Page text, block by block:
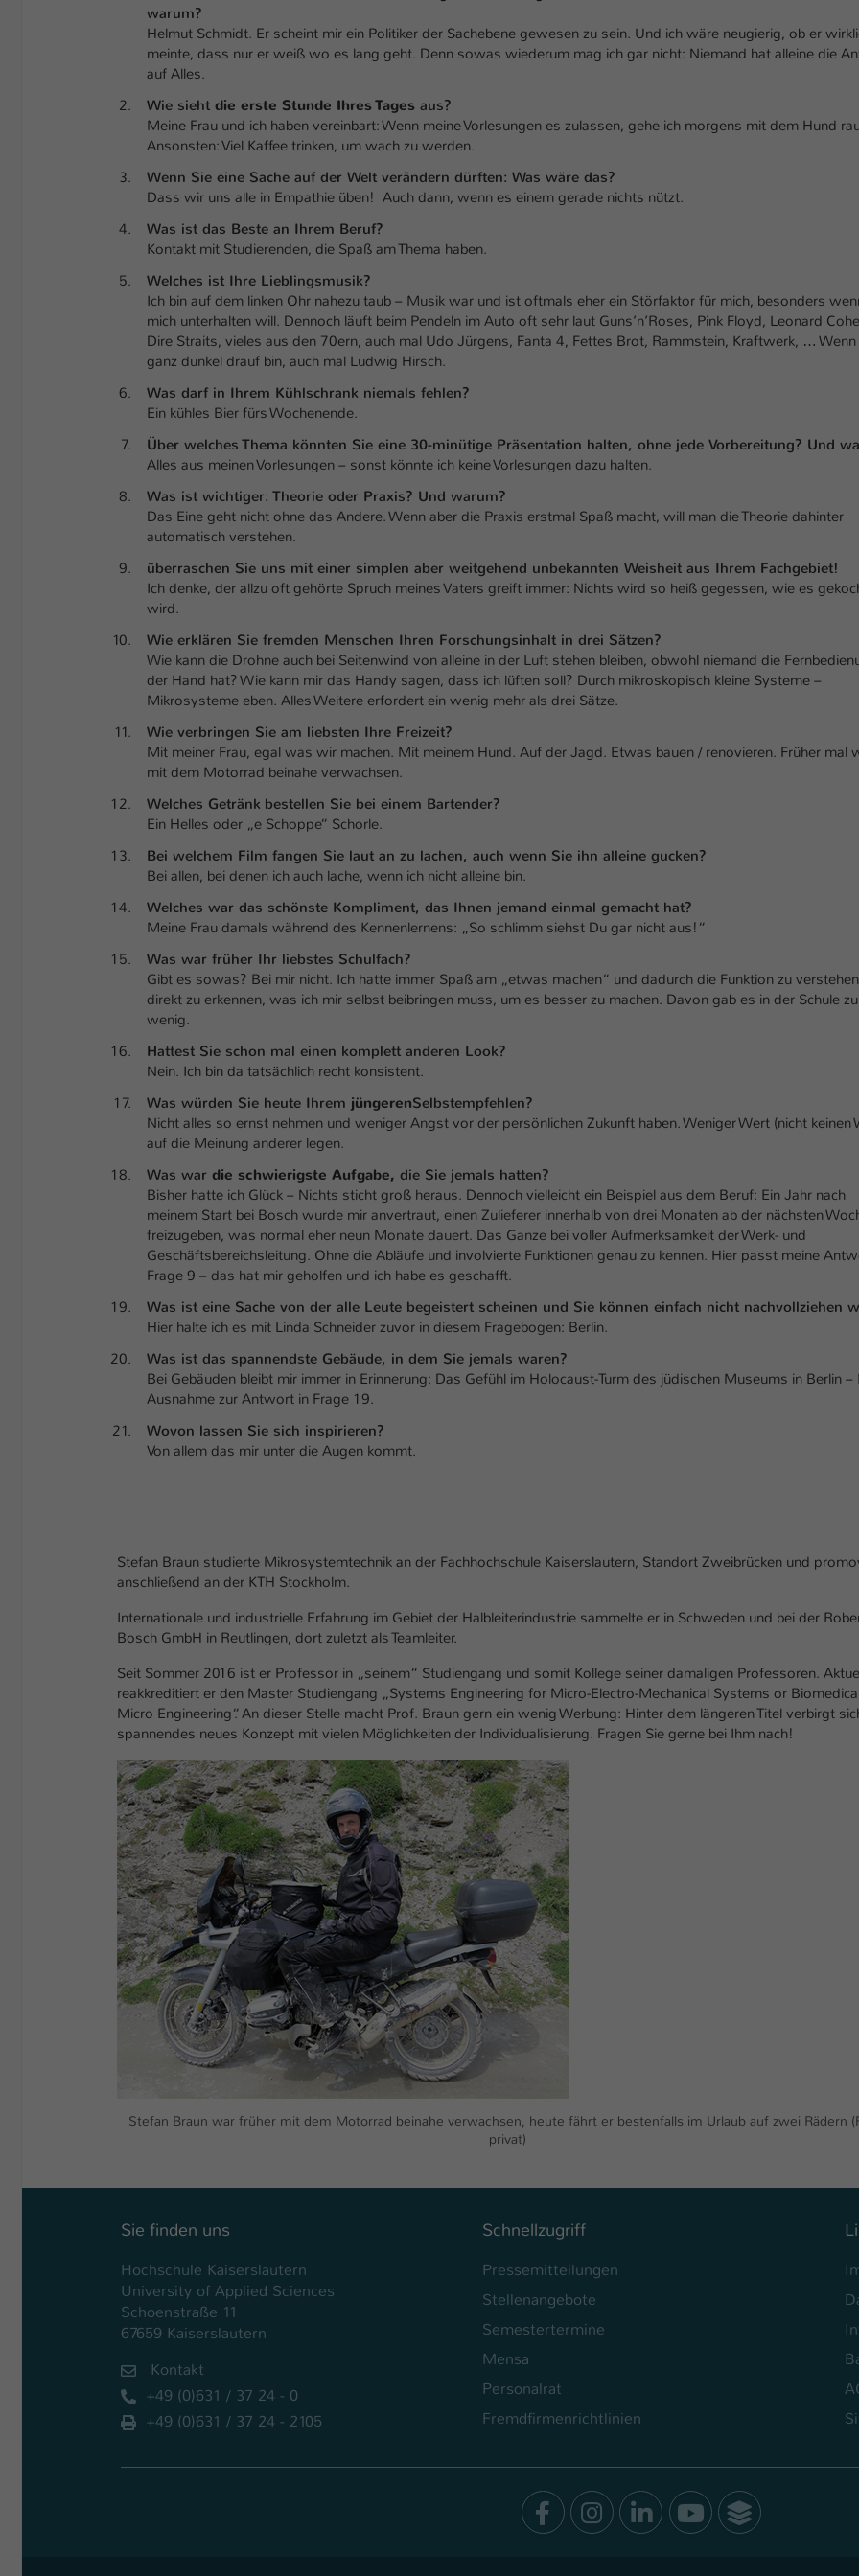
warum?
Helmut Schmidt. Er scheint mir ein Politiker der Sachebene gewesen zu sein. Und ich wäre neugierig, ob er
meinte, dass nur er weiß wo es lang geht. Denn sowas wiederum mag ich gar nicht: Niemand hat alleine die
auf Alles.
Wie siehtdie erste Stunde Ihres Tages aus?
Meine Frau und ich haben vereinbart: Wenn meine Vorlesungen es zulassen, gehe ich morgens mit dem Hund
Ansonsten: Viel Kaffee trinken, um wach zu werden.
Wenn Sie eine Sache auf der Welt verändern dürften: Was wäre das?
Dass wir uns alle in Empathie üben! Auch dann, wenn es einem gerade nichts nützt.
Was ist das Beste an Ihrem Beruf?
Kontakt mit Studierenden, die Spaß am Thema haben.
Welches ist Ihre Lieblingsmusik?
Ich bin auf dem linken Ohr nahezu taub – Musik war und ist oftmals eher ein Störfaktor für mich, besonders
mich unterhalten will. Dennoch läuft beim Pendeln im Auto oft sehr laut Guns’n’Roses, Pink Floyd, Leonard
Dire Straits, vieles aus den 70ern, auch mal Udo Jürgens, Fanta 4, Fettes Brot, Rammstein, Kraftwerk, … Wenn
ganz dunkel drauf bin, auch mal Ludwig Hirsch.
Was darf in Ihrem Kühlschrank niemals fehlen?
Ein kühles Bier fürs Wochenende.
Über welches Thema könnten Sie eine 30-minütige Präsentation halten, ohne jede Vorbereitung? Und
Alles aus meinen Vorlesungen – sonst könnte ich keine Vorlesungen dazu halten.
Was ist wichtiger: Theorie oder Praxis? Und warum?
Das Eine geht nicht ohne das Andere. Wenn aber die Praxis erstmal Spaß macht, will man die Theorie dahinter
automatisch verstehen.
überraschen Sie uns mit einer simplen aber weitgehend unbekannten Weisheit aus Ihrem Fachgebiet!
Ich denke, der allzu oft gehörte Spruch meines Vaters greift immer: Nichts wird so heiß gegessen, wie es
wird.
Wie erklären Sie fremden Menschen Ihren Forschungsinhalt in drei Sätzen?
Wie kann die Drohne auch bei Seitenwind von alleine in der Luft stehen bleiben, obwohl niemand die
der Hand hat? Wie kann mir das Handy sagen, dass ich lüften soll? Durch mikroskopisch kleine Systeme –
Mikrosysteme eben. Alles Weitere erfordert ein wenig mehr als drei Sätze.
Wie verbringen Sie am liebsten Ihre Freizeit?
Mit meiner Frau, egal was wir machen. Mit meinem Hund. Auf der Jagd. Etwas bauen / renovieren. Früher mal
mit dem Motorrad beinahe verwachsen.
Welches Getränk bestellen Sie bei einem Bartender?
Ein Helles oder „e Schoppe“ Schorle.
Bei welchem Film fangen Sie laut an zu lachen, auch wenn Sie ihn alleine gucken?
Bei allen, bei denen ich auch lache, wenn ich nicht alleine bin.
Welches war das schönste Kompliment, das Ihnen jemand einmal gemacht hat?
Meine Frau damals während des Kennenlernens: „So schlimm siehst Du gar nicht aus!“
Was war früher Ihr liebstes Schulfach?
Gibt es sowas? Bei mir nicht. Ich hatte immer Spaß am „etwas machen“ und dadurch die Funktion zu
direkt zu erkennen, was ich mir selbst beibringen muss, um es besser zu machen. Davon gab es in der Schule zu
wenig.
Hattest Sie schon mal einen komplett anderen Look?
Nein. Ich bin da tatsächlich recht konsistent.
Was würden Sie heute Ihrem jüngerenSelbstempfehlen?
Nicht alles so ernst nehmen und weniger Angst vor der persönlichen Zukunft haben. Weniger Wert (nicht keinen
auf die Meinung anderer legen.
Was wardie schwierigste Aufgabe, die Sie jemals hatten?
Bisher hatte ich Glück – Nichts sticht groß heraus. Dennoch vielleicht ein Beispiel aus dem Beruf: Ein Jahr nach
meinem Start bei Bosch wurde mir anvertraut, einen Zulieferer innerhalb von drei Monaten ab der nächsten
freizugeben, was normal eher neun Monate dauert. Das Ganze bei voller Aufmerksamkeit der Werk- und
Geschäftsbereichsleitung. Ohne die Abläufe und involvierte Funktionen genau zu kennen. Hier passt meine
Frage 9 – das hat mir geholfen und ich habe es geschafft.
Was ist eine Sache von der alle Leute begeistert scheinen und Sie können einfach nicht nachvollziehen
Hier halte ich es mit Linda Schneider zuvor in diesem Fragebogen: Berlin.
Was ist das spannendste Gebäude, in dem Sie jemals waren?
Bei Gebäuden bleibt mir immer in Erinnerung: Das Gefühl im Holocaust-Turm des jüdischen Museums in Berlin –
Ausnahme zur Antwort in Frage 19.
Wovon lassen Sie sich inspirieren?
Von allem das mir unter die Augen kommt.
Show larger version
Stefan Braun war früher mit dem Motorrad beinahe verwachsen, heute fährt er bestenfalls im Urlaub auf zwei Rädern
privat)
Stefan Braun studierte Mikrosystemtechnik an der Fachhochschule Kaiserslautern, Standort Zweibrücken und
anschließend an der KTH Stockholm.
Internationale und industrielle Erfahrung im Gebiet der Halbleiterindustrie sammelte er in Schweden und bei der
Bosch GmbH in Reutlingen, dort zuletzt als Teamleiter.
Seit Sommer 2016 ist er Professor in „seinem“ Studiengang und somit Kollege seiner damaligen Professoren.
reakkreditiert er den Master Studiengang „Systems Engineering for Micro-Electro-Mechanical Systems or
Micro Engineering“. An dieser Stelle macht Prof. Braun gern ein wenig Werbung: Hinter dem längeren Titel verbirgt
spannendes neues Konzept mit vielen Möglichkeiten der Individualisierung. Fragen Sie gerne bei Ihm nach!
Sie finden uns
Hochschule Kaiserslautern
University of Applied Sciences
Schoenstraße 11
67659 Kaiserslautern
Kontakt
+49 (0)631 / 37 24 - 0
+49 (0)631 / 37 24 - 2105
Schnellzugriff
Pressemitteilungen
Stellenangebote
Semestertermine
Mensa
Personalrat
Fremdfirmenrichtlinien
Facebook
Instagram
LinkedIn
YoutubeSocialWall
Webseiten-Betreiber dies eingestellt hat.
Anbieter TYPO3
Laufzeit 1 Woche
Zweck
ihm Zugang zu geschützten Bereichen gewährt.
Anbieter
Laufzeit 1 Tag
Zweck
Rechte besitzt diese zu verwalten.